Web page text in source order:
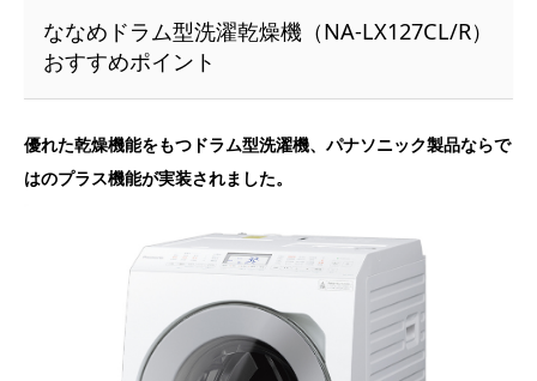
ななめドラム型洗濯乾燥機（NA-LX127CL/R）
おすすめポイント
優れた乾燥機能をもつドラム型洗濯機、パナソニック製品ならで
はのプラス機能が実装されました。